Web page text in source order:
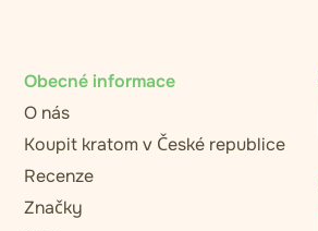
Obecné informace
O nás
Koupit kratom v České republice
Recenze
Značky